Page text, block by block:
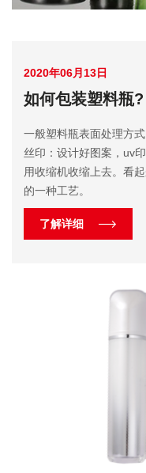
2020年06月13日
如何包装塑料瓶?
一般塑料瓶表面处理方
丝印：设计好图案，uv
用收缩机收缩上去。看
的一种工艺。
了解详细